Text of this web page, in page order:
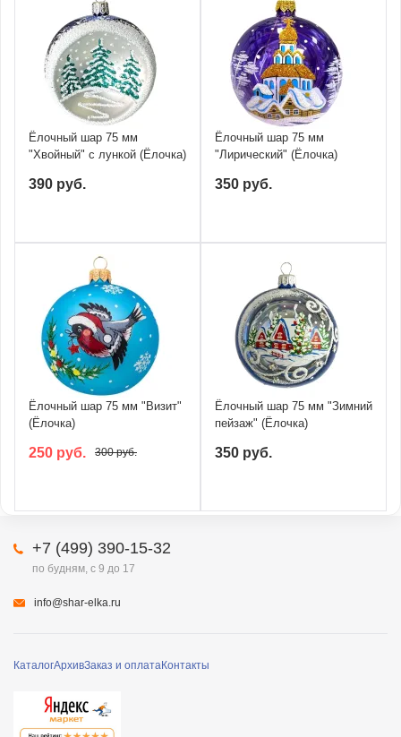
Ёлочный шар 75 мм
"Хвойный" с лункой (Ёлочка)
390 руб.
Ёлочный шар 75 мм
"Лирический" (Ёлочка)
350 руб.
Ёлочный шар 75 мм "Визит"
(Ёлочка)
250 руб. 300 руб.
Ёлочный шар 75 мм "Зимний
пейзаж" (Ёлочка)
350 руб.
КаталогАрхивЗаказ и оплатаКонтакты
+7 (499) 390-15-32
по будням, с 9 до 17
info@shar-elka.ru